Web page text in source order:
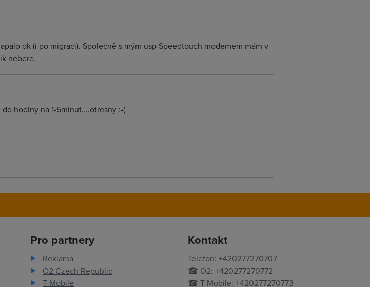
ok (i po migraci). Společně s mým usp Speedtouch modemem mám v
nebere.
hodiny na 1-5minut....otresny :-(
Pro partnery
Reklama
O2 Czech Republic
T-Mobile
Kontakt
Telefon: +420277270707
☎ O2: +420277270772
☎ T-Mobile: +420277270773